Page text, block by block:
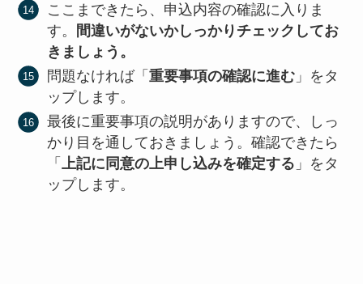
ここまできたら、申込内容の確認に入りま
す。
間違いがないかしっかりチェックしてお
きましょう。
問題なければ「重要事項の確認に進む 」をタ
ップします。
最後に重要事項の説明がありますので、しっ
かり目を通しておきましょう。確認できたら
「上記に同意の上申し込みを確定する 」をタ
ップします。